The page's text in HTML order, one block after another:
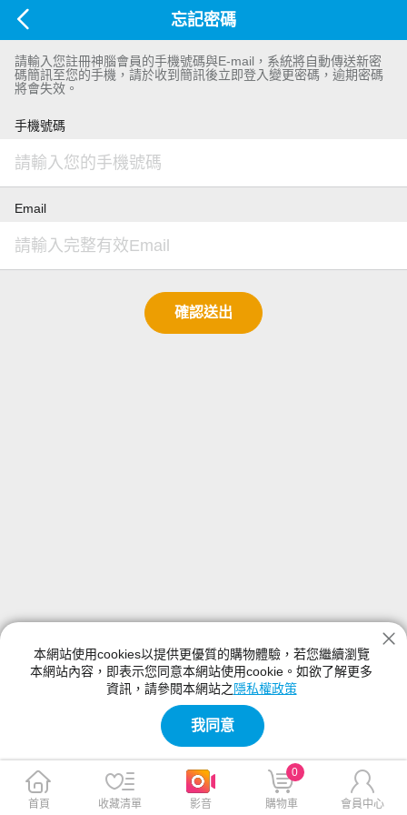
忘記密碼
請輸入您註冊神腦會員的手機號碼與E-mail，系統將自動傳送新密
碼簡訊至您的手機，請於收到簡訊後立即登入變更密碼，逾期密碼
將會失效。
手機號碼
Email
確認送出
本網站使用cookies以提供更優質的購物體驗，若您繼續瀏覽
本網站內容，即表示您同意本網站使用cookie。如欲了解更多
資訊，請參閱本網站之 隱私權政策
我同意
首頁 收藏清單 影音 購物車
0
會員中心